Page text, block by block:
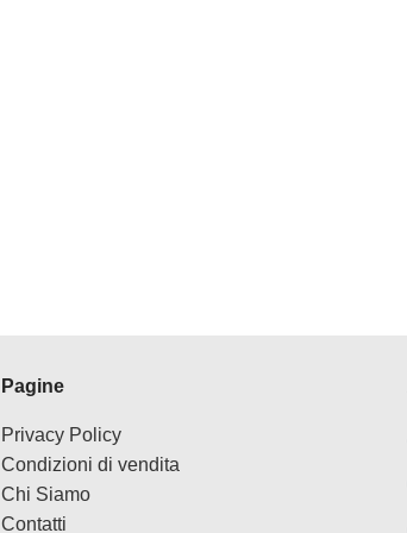
Pagine
Privacy Policy
Condizioni di vendita
Chi Siamo
Contatti